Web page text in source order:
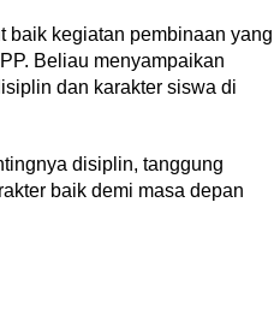
baik kegiatan pembinaan yang
Beliau menyampaikan
dan karakter siswa di
disiplin, tanggung
baik demi masa depan